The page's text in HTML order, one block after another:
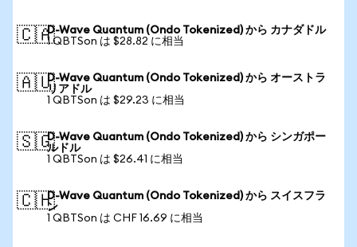
🇨🇦D-Wave Quantum (Ondo Tokenized) から カナダドル
1 QBTSon は $28.82 に相当
🇦🇺D-Wave Quantum (Ondo Tokenized) から オーストラ
リアドル
1 QBTSon は $29.23 に相当
🇸🇬D-Wave Quantum (Ondo Tokenized) から シンガポー
ルドル
1 QBTSon は $26.41 に相当
🇨🇭D-Wave Quantum (Ondo Tokenized) から スイスフラ
ン
1 QBTSon は CHF 16.69 に相当